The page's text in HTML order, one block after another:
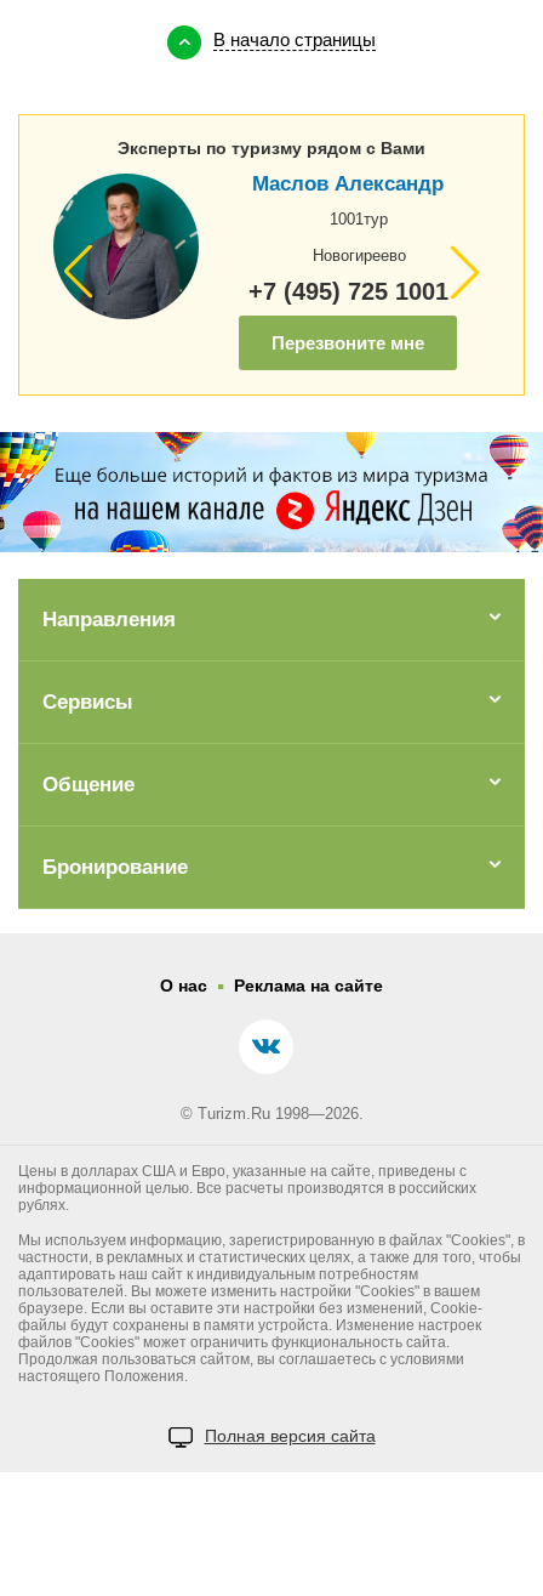
В начало страницы
Эксперты по туризму рядом с Вами
Маслов Александр
1001тур
Новогиреево
+7 (495) 725 1001
Перезвоните мне
Направления
Сервисы
Общение
Бронирование
О нас . Реклама на сайте
© Turizm.Ru 1998—2026.
Цены в долларах США и Евро, указанные на сайте, приведены с
информационной целью. Все расчеты производятся в российских
рублях.
Мы используем информацию, зарегистрированную в файлах "Cookies", в
частности, в рекламных и статистических целях, а также для того, чтобы
адаптировать наш сайт к индивидуальным потребностям
пользователей. Вы можете изменить настройки "Cookies" в вашем
браузере. Если вы оставите эти настройки без изменений, Cookie-
файлы будут сохранены в памяти устройста. Изменение настроек
файлов "Cookies" может ограничить функциональность сайта.
Продолжая пользоваться сайтом, вы соглашаетесь с условиями
настоящего Положения.
Полная версия сайта